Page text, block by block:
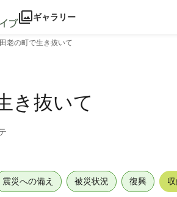
ギャラリー
田老の町で生き抜いて
き抜いて
震災への備え 被災状況 復興